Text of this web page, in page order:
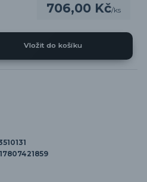
706,00 Kč/ks
Vložit do košíku